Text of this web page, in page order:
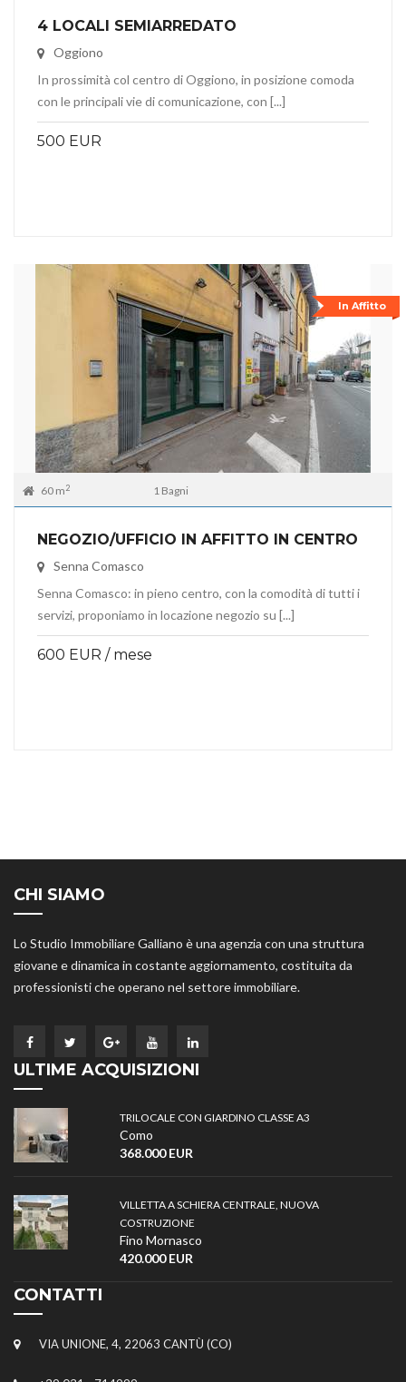
4 LOCALI SEMIARREDATO
Oggiono
In prossimità col centro di Oggiono, in posizione comoda
con le principali vie di comunicazione, con [...]
500 EUR
In Affitto
60 m2 1 Bagni
NEGOZIO/UFFICIO IN AFFITTO IN CENTRO
Senna Comasco
Senna Comasco: in pieno centro, con la comodità di tutti i
servizi, proponiamo in locazione negozio su [...]
600 EUR / mese
CHI SIAMO
Lo Studio Immobiliare Galliano è una agenzia con una struttura
giovane e dinamica in costante aggiornamento, costituita da
professionisti che operano nel settore immobiliare.
ULTIME ACQUISIZIONI
TRILOCALE CON GIARDINO CLASSE A3
Como
368.000 EUR
VILLETTA A SCHIERA CENTRALE, NUOVA
COSTRUZIONE
Fino Mornasco
420.000 EUR
CONTATTI
VIA UNIONE, 4, 22063 CANTÙ (CO)